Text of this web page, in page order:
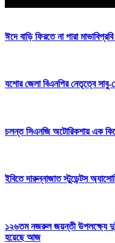
ঈদে বাড়ি ফিরতে না পারা
যশোর জেলা বিএনপির নেতৃত্বে
চলন্ত সিএনজি অটোরিকশায় এক
ইবিতে দারুন্নাজাত স্টুডেন্টস
১২৬তম নজরুল জয়ন্তী উপলক্ষ‍্যে
হয়েছে আজ